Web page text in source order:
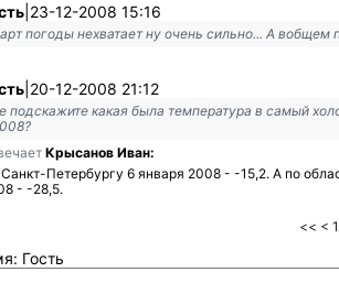
23-12-2008 15:16
погоды нехватает ну очень сильно... А вобщем
20-12-2008 21:12
подскажите какая была температура в самый
Крысанов Иван:
Петербургу 6 января 2008 - -15,2. А по
- -28,5.
<< <
Гость